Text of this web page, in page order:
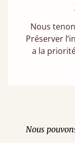
Nous
Préserver
a la
Nous